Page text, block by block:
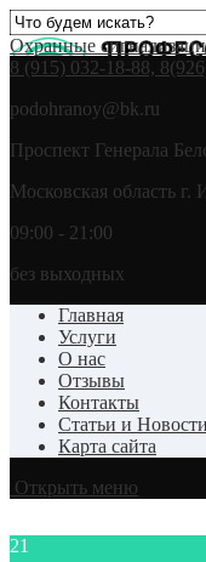
Охранные
8 (915) 032-18-88,
podohranoy@bk.ru
Проспект Генерала
Московская область г.
09:00 - 21:00
без выходных
Главная
Услуги
О нас
Отзывы
Контакты
Статьи и Новости
Карта сайта
Открыть меню
21